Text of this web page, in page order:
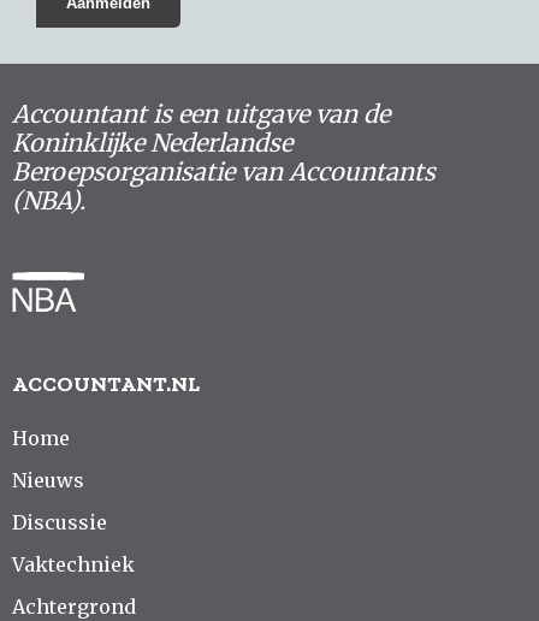
Accountant is een uitgave van de
Koninklijke Nederlandse
Beroepsorganisatie van Accountants
(NBA).
ACCOUNTANT.NL
Home
Nieuws
Discussie
Vaktechniek
Achtergrond